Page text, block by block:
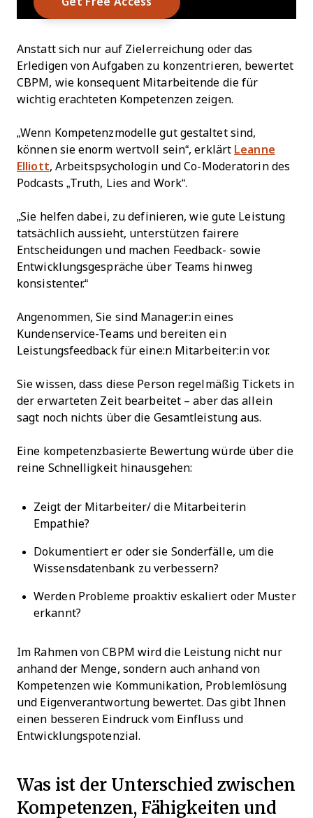
Anstatt sich nur auf Zielerreichung oder das
Erledigen von Aufgaben zu konzentrieren, bewertet
CBPM, wie konsequent Mitarbeitende die für
wichtig erachteten Kompetenzen zeigen.
„Wenn Kompetenzmodelle gut gestaltet sind,
können sie enorm wertvoll sein“, erklärt Leanne
Elliott, Arbeitspsychologin und Co-Moderatorin des
Podcasts „Truth, Lies and Work“.
„Sie helfen dabei, zu definieren, wie gute Leistung
tatsächlich aussieht, unterstützen fairere
Entscheidungen und machen Feedback- sowie
Entwicklungsgespräche über Teams hinweg
konsistenter.“
Angenommen, Sie sind Manager:in eines
Kundenservice-Teams und bereiten ein
Leistungsfeedback für eine:n Mitarbeiter:in vor.
Sie wissen, dass diese Person regelmäßig Tickets in
der erwarteten Zeit bearbeitet – aber das allein
sagt noch nichts über die Gesamtleistung aus.
Eine kompetenzbasierte Bewertung würde über die
reine Schnelligkeit hinausgehen:
Zeigt der Mitarbeiter/ die Mitarbeiterin
Empathie?
Dokumentiert er oder sie Sonderfälle, um die
Wissensdatenbank zu verbessern?
Werden Probleme proaktiv eskaliert oder Muster
erkannt?
Im Rahmen von CBPM wird die Leistung nicht nur
anhand der Menge, sondern auch anhand von
Kompetenzen wie Kommunikation, Problemlösung
und Eigenverantwortung bewertet. Das gibt Ihnen
einen besseren Eindruck vom Einfluss und
Entwicklungspotenzial.
Was ist der Unterschied zwischen
Kompetenzen, Fähigkeiten und